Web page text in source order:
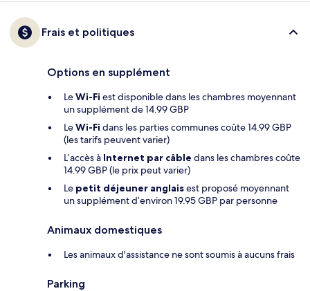
Frais et politiques
Options en supplément
LeWi-Fi est disponible dans les chambres moyennant
un supplément de 14.99 GBP
LeWi-Fi dans les parties communes coûte 14.99 GBP
(les tarifs peuvent varier)
L’accès à Internet par câble dans les chambres coûte
14.99 GBP (le prix peut varier)
Le petit déjeuner anglaisest proposé moyennant
un supplément d’environ 19.95 GBP par personne
Animaux domestiques
Les animaux d'assistance ne sont soumis à aucuns frais
Parking